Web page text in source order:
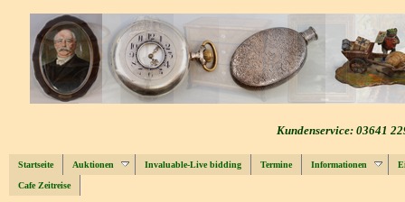
Kundenservice: 03641
Startseite Auktionen Invaluable-Live bidding Termine Informationen
Cafe Zeitreise